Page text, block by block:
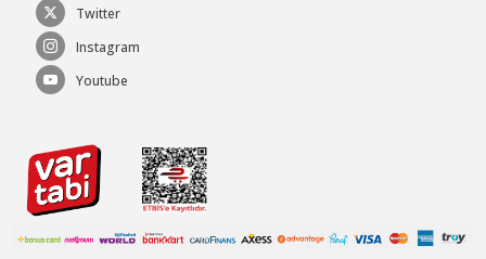
Twitter
Instagram
Youtube